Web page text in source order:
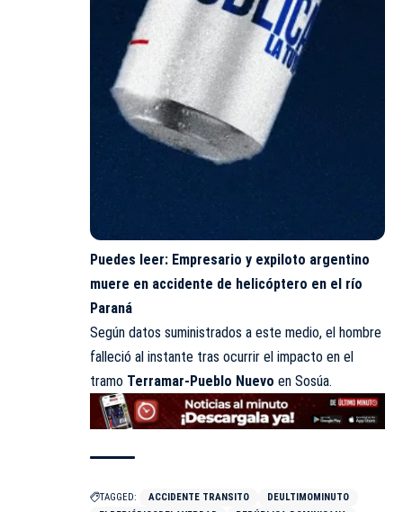
Puedes leer: Empresario y expiloto argentino
muere en accidente de helicóptero en el río
Paraná
Según datos suministrados a este medio, el hombre
falleció al instante tras ocurrir el impacto en el
tramo Terramar-Pueblo Nuevo en Sosúa.
TAGGED: ACCIDENTE TRANSITO
DEULTIMOMINUTO